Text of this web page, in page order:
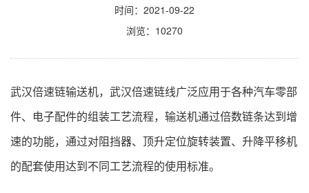
时间：2021-09-22
浏览：10270
武汉倍速链输送机，武汉倍速链线广泛应用于各种汽车零部
件、电子配件的组装工艺流程，输送机通过倍数链条达到增
速的功能，通过对阻挡器、顶升定位旋转装置、升降平移机
的配套使用达到不同工艺流程的使用标准。